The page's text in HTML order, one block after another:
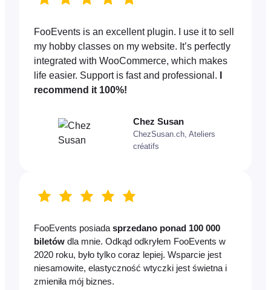
FooEvents is an excellent plugin. I use it to sell
my hobby classes on my website. It’s perfectly
integrated with WooCommerce, which makes
life easier. Support is fast and professional. I
recommend it 100%!
Chez Susan
ChezSusan.ch, Ateliers
créatifs
FooEvents posiada sprzedano ponad 100 000
biletów dla mnie. Odkąd odkryłem FooEvents w
2020 roku, było tylko coraz lepiej. Wsparcie jest
niesamowite, elastyczność wtyczki jest świetna i
zmieniła mój biznes.